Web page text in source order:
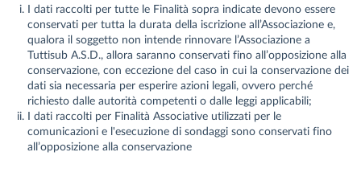
I dati raccolti per tutte le Finalità sopra indicate devono essere
conservati per tutta la durata della iscrizione all’Associazione e,
qualora il soggetto non intende rinnovare l’Associazione a
Tuttisub A.S.D., allora saranno conservati fino all’opposizione alla
conservazione, con eccezione del caso in cui la conservazione dei
dati sia necessaria per esperire azioni legali, ovvero perché
richiesto dalle autorità competenti o dalle leggi applicabili;
I dati raccolti per Finalità Associative utilizzati per le
comunicazioni e l'esecuzione di sondaggi sono conservati fino
all’opposizione alla conservazione